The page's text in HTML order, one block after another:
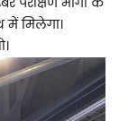
मिलेगा।